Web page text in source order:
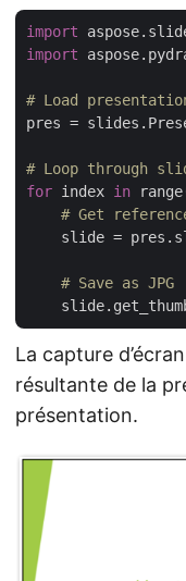
import
import
# Load
pres =
# Loop through
for index in
# Get
slide =
# Save as JPG
La capture
résultante de la
présentation.